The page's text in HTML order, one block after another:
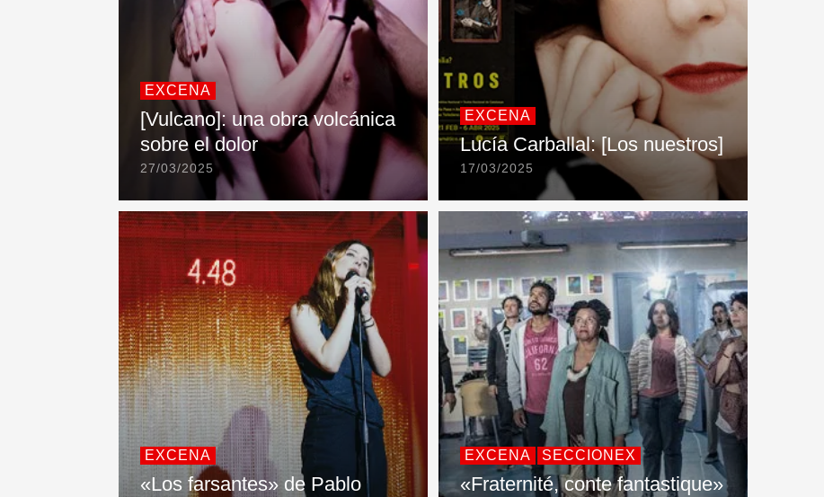
EXCENA
[Vulcano]: una obra volcánica
sobre el dolor
27/03/2025
EXCENA
Lucía Carballal: [Los nuestros]
17/03/2025
EXCENA
«Los farsantes» de Pablo
EXCENA SECCIONEX
«Fraternité, conte fantastique»